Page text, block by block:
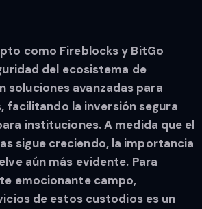
como Fireblocks y BitGo
del ecosistema de
avanzadas para
la inversión segura
instituciones. A medida que el
sigue creciendo, la importancia
aún más evidente. Para
emocionante campo,
de estos custodios es un